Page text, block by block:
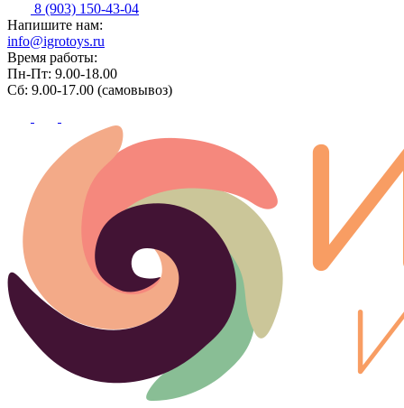
8 (903) 150-43-04
Напишите нам:
info@igrotoys.ru
Время работы:
Пн-Пт: 9.00-18.00
Сб: 9.00-17.00 (самовывоз)